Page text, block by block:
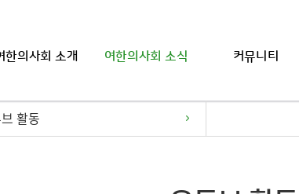
한의사회 소개 여한의사회 소식 커뮤니티
활동